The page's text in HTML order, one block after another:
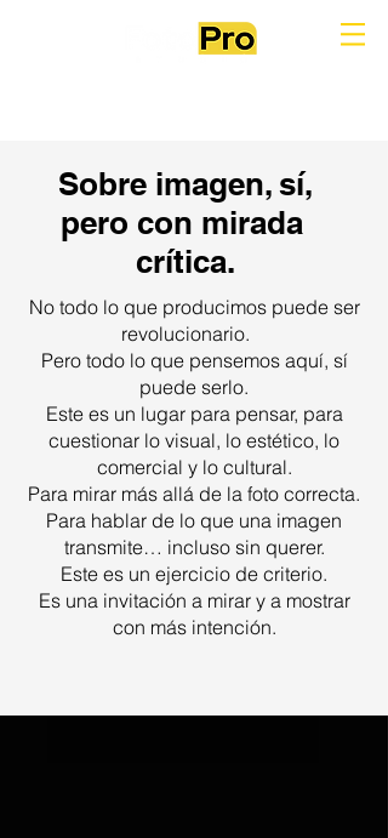
Sobre imagen, sí,
pero con mirada
crítica.
No todo lo que producimos puede ser
revolucionario.
Pero todo lo que pensemos aquí, sí
puede serlo.
Este es un lugar para pensar, para
cuestionar lo visual, lo estético, lo
comercial y lo cultural.
Para mirar más allá de la foto correcta.
Para hablar de lo que una imagen
transmite… incluso sin querer.
Este es un ejercicio de criterio.
Es una invitación a mirar y a mostrar
con más intención.